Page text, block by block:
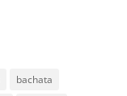
bachata